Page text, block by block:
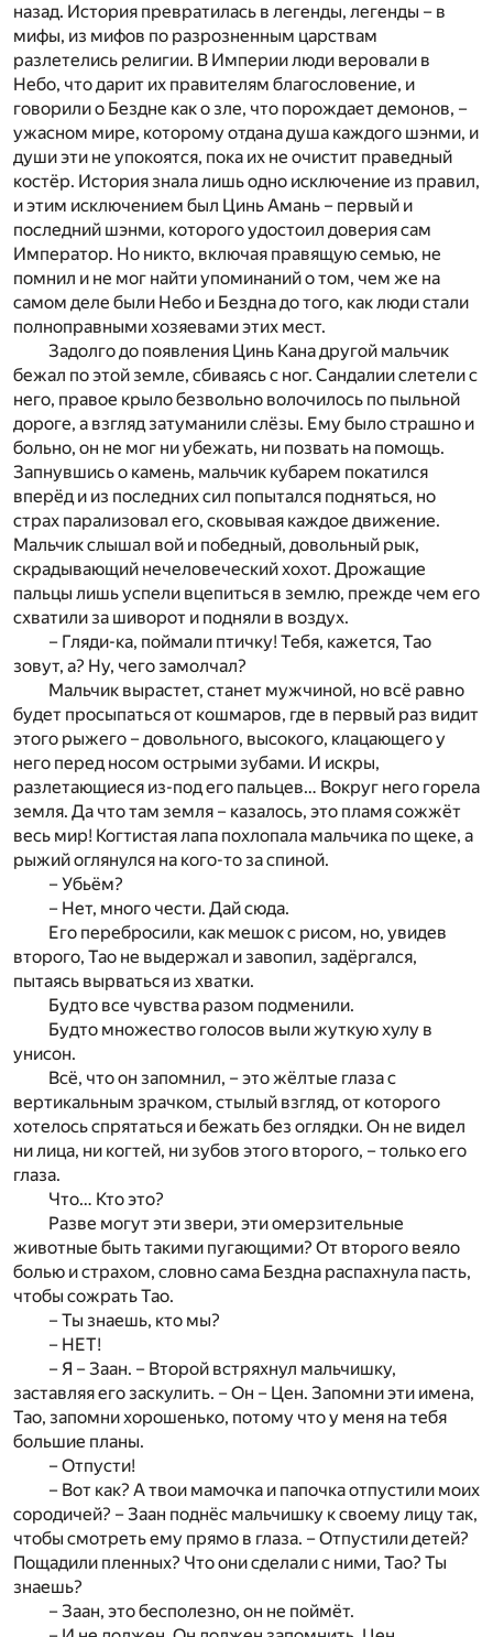
назад. История превратилась в легенды, легенды – в
мифы, из мифов по разрозненным царствам
разлетелись религии. В Империи люди веровали в
Небо, что дарит их правителям благословение, и
говорили о Бездне как о зле, что порождает демонов, –
ужасном мире, которому отдана душа каждого шэнми, и
души эти не упокоятся, пока их не очистит праведный
костёр. История знала лишь одно исключение из правил,
и этим исключением был Цинь Амань – первый и
последний шэнми, которого удостоил доверия сам
Император. Но никто, включая правящую семью, не
помнил и не мог найти упоминаний о том, чем же на
самом деле были Небо и Бездна до того, как люди стали
полноправными хозяевами этих мест.
Задолго до появления Цинь Кана другой мальчик
бежал по этой земле, сбиваясь с ног. Сандалии слетели с
него, правое крыло безвольно волочилось по пыльной
дороге, а взгляд затуманили слёзы. Ему было страшно и
больно, он не мог ни убежать, ни позвать на помощь.
Запнувшись о камень, мальчик кубарем покатился
вперёд и из последних сил попытался подняться, но
страх парализовал его, сковывая каждое движение.
Мальчик слышал вой и победный, довольный рык,
скрадывающий нечеловеческий хохот. Дрожащие
пальцы лишь успели вцепиться в землю, прежде чем его
схватили за шиворот и подняли в воздух.
– Гляди-ка, поймали птичку! Тебя, кажется, Тао
зовут, а? Ну, чего замолчал?
Мальчик вырастет, станет мужчиной, но всё равно
будет просыпаться от кошмаров, где в первый раз видит
этого рыжего – довольного, высокого, клацающего у
него перед носом острыми зубами. И искры,
разлетающиеся из-под его пальцев… Вокруг него горела
земля. Да что там земля – казалось, это пламя сожжёт
весь мир! Когтистая лапа похлопала мальчика по щеке, а
рыжий оглянулся на кого-то за спиной.
– Убьём?
– Нет, много чести. Дай сюда.
Его перебросили, как мешок с рисом, но, увидев
второго, Тао не выдержал и завопил, задёргался,
пытаясь вырваться из хватки.
Будто все чувства разом подменили.
Будто множество голосов выли жуткую хулу в
унисон.
Всё, что он запомнил, – это жёлтые глаза с
вертикальным зрачком, стылый взгляд, от которого
хотелось спрятаться и бежать без оглядки. Он не видел
ни лица, ни когтей, ни зубов этого второго, – только его
глаза.
Что… Кто это?
Разве могут эти звери, эти омерзительные
животные быть такими пугающими? От второго веяло
болью и страхом, словно сама Бездна распахнула пасть,
чтобы сожрать Тао.
– Ты знаешь, кто мы?
– НЕТ!
– Я – Заан. – Второй встряхнул мальчишку,
заставляя его заскулить. – Он – Цен. Запомни эти имена,
Тао, запомни хорошенько, потому что у меня на тебя
большие планы.
– Отпусти!
– Вот как? А твои мамочка и папочка отпустили моих
сородичей? – Заан поднёс мальчишку к своему лицу так,
чтобы смотреть ему прямо в глаза. – Отпустили детей?
Пощадили пленных? Что они сделали с ними, Тао? Ты
знаешь?
– Заан, это бесполезно, он не поймёт.